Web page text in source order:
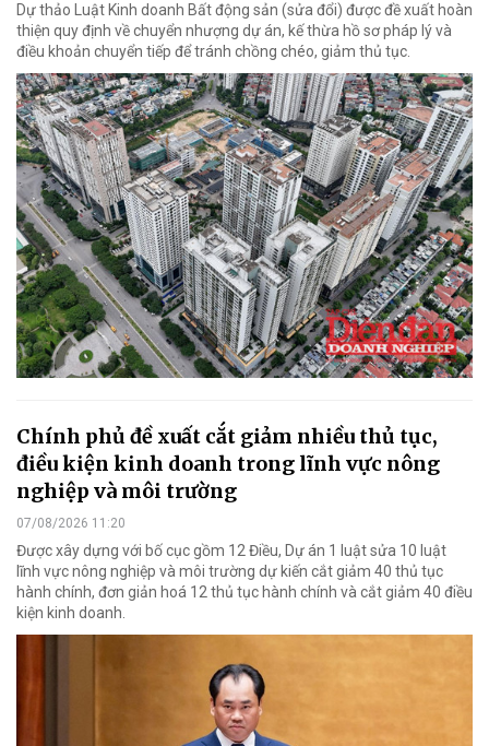
Dự thảo Luật Kinh doanh Bất động sản (sửa đổi) được đề xuất hoàn
thiện quy định về chuyển nhượng dự án, kế thừa hồ sơ pháp lý và
điều khoản chuyển tiếp để tránh chồng chéo, giảm thủ tục.
Chính phủ đề xuất cắt giảm nhiều thủ tục,
điều kiện kinh doanh trong lĩnh vực nông
nghiệp và môi trường
07/08/2026 11:20
Được xây dựng với bố cục gồm 12 Điều, Dự án 1 luật sửa 10 luật
lĩnh vực nông nghiệp và môi trường dự kiến cắt giảm 40 thủ tục
hành chính, đơn giản hoá 12 thủ tục hành chính và cắt giảm 40 điều
kiện kinh doanh.